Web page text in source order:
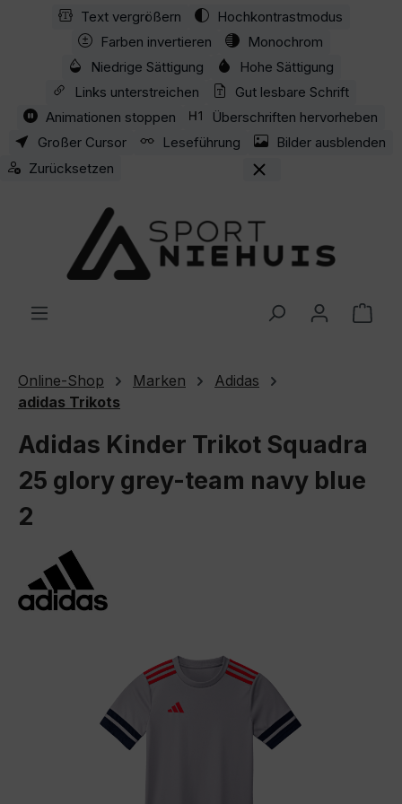
Zum Hauptinhalt springen
Text vergrößern
Hochkontrastmodus
Farben invertieren
Monochrom
Niedrige Sättigung
Hohe Sättigung
Links unterstreichen
Gut lesbare Schrift
Animationen stoppen
Überschriften hervorheben
Großer Cursor
Leseführung
Bilder ausblenden
Zurücksetzen
Online-Shop Marken
Adidas
adidas Trikots
Adidas Kinder Trikot Squadra
25 glory grey-team navy blue
2
Bildergalerie überspringen